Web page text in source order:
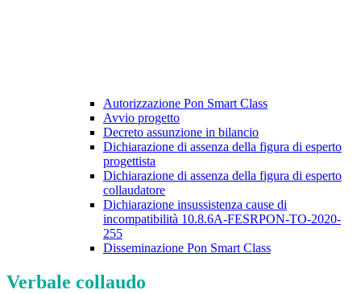
Autorizzazione Pon Smart Class
Avvio progetto
Decreto assunzione in bilancio
Dichiarazione di assenza della figura di esperto
progettista
Dichiarazione di assenza della figura di esperto
collaudatore
Dichiarazione insussistenza cause di
incompatibilità 10.8.6A-FESRPON-TO-2020-
255
Disseminazione Pon Smart Class
Verbale collaudo